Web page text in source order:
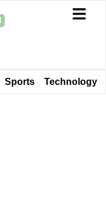
Sports Technology